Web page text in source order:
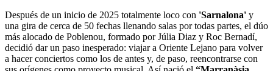
Después de un inicio de 2025 totalmente loco con 'Sarnalona' y
una gira de cerca de 50 fechas llenando salas por todas partes, el dúo
más alocado de Poblenou, formado por Júlia Diaz y Roc Bernadí,
decidió dar un paso inesperado: viajar a Oriente Lejano para volver
a hacer conciertos como los de antes y, de paso, reencontrarse con